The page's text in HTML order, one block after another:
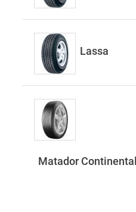
Lassa
Matador Continental